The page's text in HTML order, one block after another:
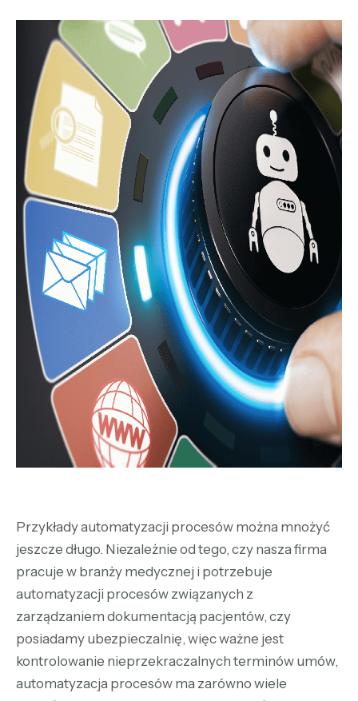
Przykłady automatyzacji procesów można mnożyć
jeszcze długo. Niezależnie od tego, czy nasza firma
pracuje w branży medycznej i potrzebuje
automatyzacji procesów związanych z
zarządzaniem dokumentacją pacjentów, czy
posiadamy ubezpieczalnię, więc ważne jest
kontrolowanie nieprzekraczalnych terminów umów,
automatyzacja procesów ma zarówno wiele